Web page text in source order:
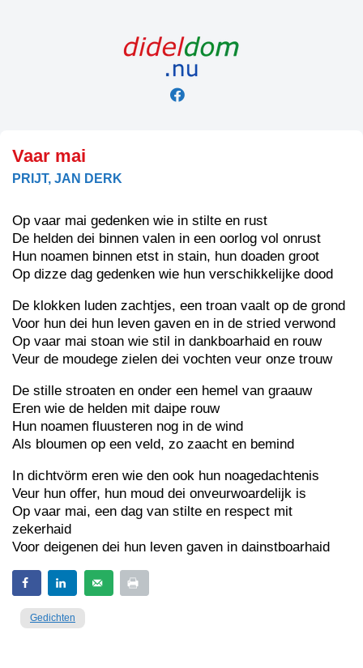
Vaar mai
PRIJT, JAN DERK
Op vaar mai gedenken wie in stilte en rust
De helden dei binnen valen in een oorlog vol onrust
Hun noamen binnen etst in stain, hun doaden groot
Op dizze dag gedenken wie hun verschikkelijke dood
De klokken luden zachtjes, een troan vaalt op de grond
Voor hun dei hun leven gaven en in de stried verwond
Op vaar mai stoan wie stil in dankboarhaid en rouw
Veur de moudege zielen dei vochten veur onze trouw
De stille stroaten en onder een hemel van graauw
Eren wie de helden mit daipe rouw
Hun noamen fluusteren nog in de wind
Als bloumen op een veld, zo zaacht en bemind
In dichtvörm eren wie den ook hun noagedachtenis
Veur hun offer, hun moud dei onveurwoardelijk is
Op vaar mai, een dag van stilte en respect mit
zekerhaid
Voor deigenen dei hun leven gaven in dainstboarhaid
Gedichten